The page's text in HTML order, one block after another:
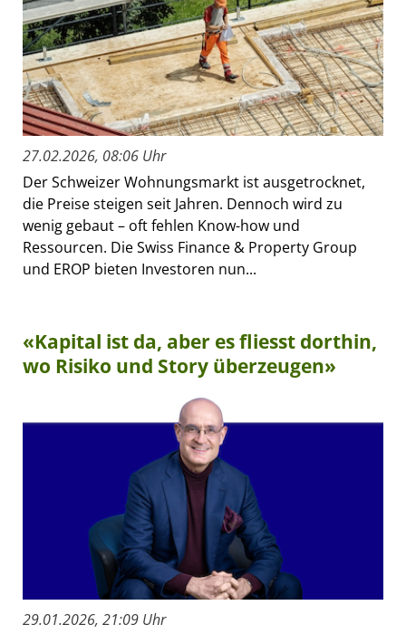
27.02.2026, 08:06 Uhr
Der Schweizer Wohnungsmarkt ist ausgetrocknet,
die Preise steigen seit Jahren. Dennoch wird zu
wenig gebaut – oft fehlen Know-how und
Ressourcen. Die Swiss Finance & Property Group
und EROP bieten Investoren nun...
«Kapital ist da, aber es fliesst dorthin,
wo Risiko und Story überzeugen»
29.01.2026, 21:09 Uhr